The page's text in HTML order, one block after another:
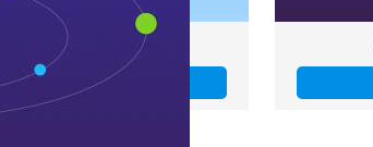
东风金霸加油车（国三）
点击详情